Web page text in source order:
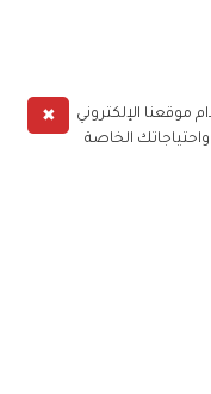
✖
الإلكتروني
الخاصة